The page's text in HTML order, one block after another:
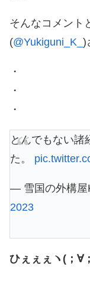
そんなコメント
(@Yukiguni_K_ )
・
・
・
とんでもない諸
た。
— 雪国の外構屋
2023
ひぇぇぇヽ(；∀